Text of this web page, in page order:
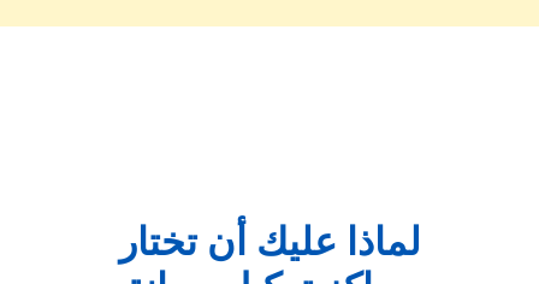
لماذا عليك أن تختار